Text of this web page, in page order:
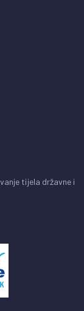
tijela državne i